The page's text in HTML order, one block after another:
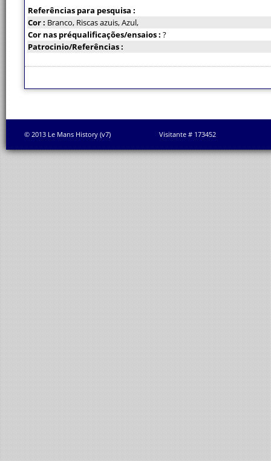
Referências para pesquisa :
Cor : Branco, Riscas azuis, Azul,
Cor nas préqualificações/ensaios : ?
Patrocinio/Referências :
© 2013 Le Mans History (v7) Visitante # 173452